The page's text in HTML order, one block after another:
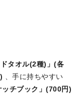
ドタオル(2種)」(各
、手に持ちやすい
ッチブック」(700円)